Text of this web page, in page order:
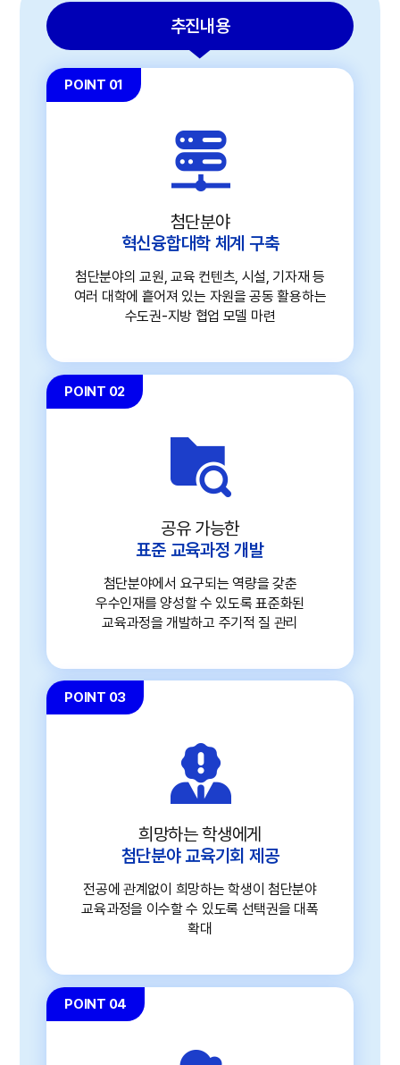
추진내용
POINT 01
첨단분야
혁신융합대학 체계 구축
첨단분야의 교원, 교육 컨텐츠, 시설, 기자재 등
여러 대학에 흩어져 있는 자원을 공동 활용하는
수도권-지방 협업 모델 마련
POINT 02
공유 가능한
표준 교육과정 개발
첨단분야에서 요구되는 역량을 갖춘
우수인재를 양성할 수 있도록 표준화된
교육과정을 개발하고 주기적 질 관리
POINT 03
희망하는 학생에게
첨단분야 교육기회 제공
전공에 관계없이 희망하는 학생이 첨단분야
교육과정을 이수할 수 있도록 선택권을 대폭
확대
POINT 04